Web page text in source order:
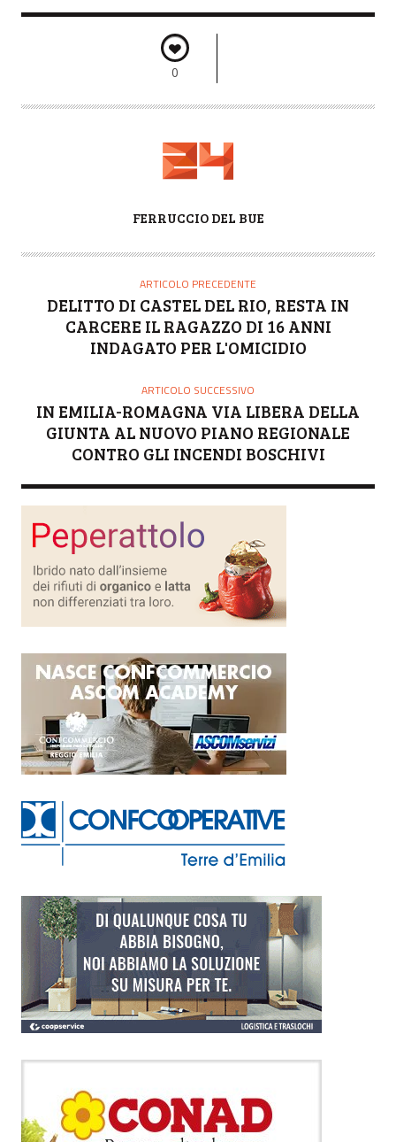
0
T
FERRUCCIO DEL BUE
ARTICOLO PRECEDENTE
DELITTO DI CASTEL DEL RIO, RESTA IN
CARCERE IL RAGAZZO DI 16 ANNI
INDAGATO PER L'OMICIDIO
ARTICOLO SUCCESSIVO
IN EMILIA-ROMAGNA VIA LIBERA DELLA
GIUNTA AL NUOVO PIANO REGIONALE
CONTRO GLI INCENDI BOSCHIVI